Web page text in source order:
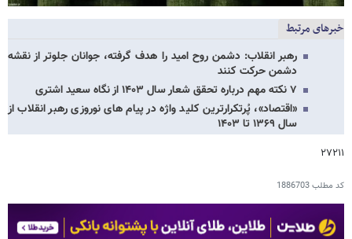
خبرهای مرتبط
رهبر انقلاب: دشمن روح امید را هدف گرفته، جوانان جلوتر از نقشه
دشمن حرکت کنند
۷ نکته مهم درباره‌ تحقق شعار سال ۱۴۰۳ از نگاه سعید اشتری
«اقتصاد»، پُرتکرارترین کلید واژه در پیام های نوروزی رهبر انقلاب از
سال ۱۳۶۹ تا ۱۴۰۳
۲۷۲۱۱
کد مطلب1886703